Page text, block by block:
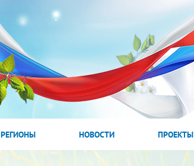
РЕГИОНЫ НОВОСТИ ПРОЕКТЫ